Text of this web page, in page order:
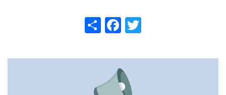
ShareFacebook